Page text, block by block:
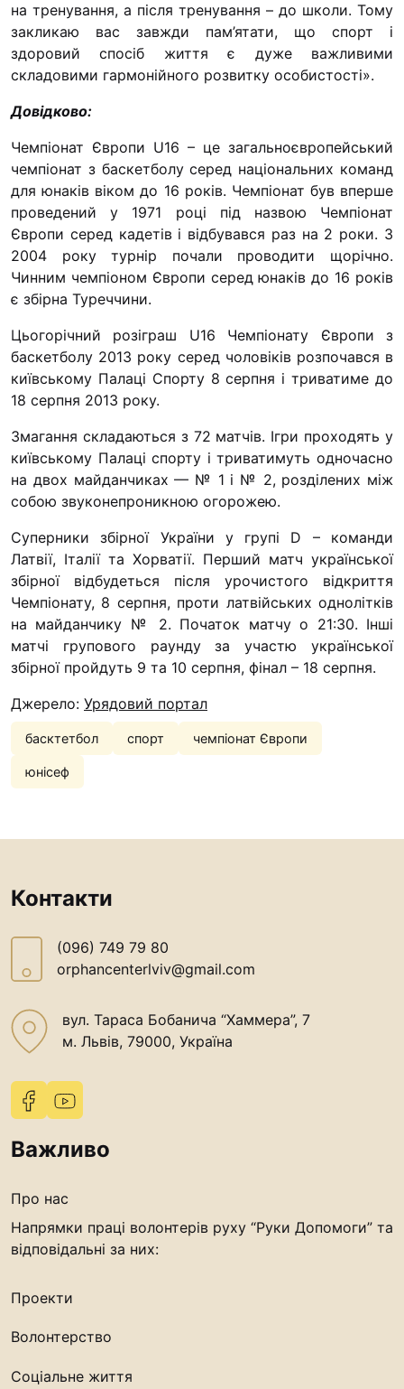
на тренування, а після тренування – до школи. Тому
закликаю вас завжди пам’ятати, що спорт і
здоровий спосіб життя є дуже важливими
складовими гармонійного розвитку особистості».
Довідково:
Чемпіонат Європи U16 – це загальноєвропейський
чемпіонат з баскетболу серед національних команд
для юнаків віком до 16 років. Чемпіонат був вперше
проведений у 1971 році під назвою Чемпіонат
Європи серед кадетів і відбувався раз на 2 роки. З
2004 року турнір почали проводити щорічно.
Чинним чемпіоном Європи серед юнаків до 16 років
є збірна Туреччини.
Цьогорічний розіграш U16 Чемпіонату Європи з
баскетболу 2013 року серед чоловіків розпочався в
київському Палаці Спорту 8 серпня і триватиме до
18 серпня 2013 року.
Змагання складаються з 72 матчів. Ігри проходять у
київському Палаці спорту і триватимуть одночасно
на двох майданчиках — № 1 і № 2, розділених між
собою звуконепроникною огорожею.
Суперники збірної України у групі D – команди
Латвії, Італії та Хорватії. Перший матч української
збірної відбудеться після урочистого відкриття
Чемпіонату, 8 серпня, проти латвійських однолітків
на майданчику № 2. Початок матчу о 21:30. Інші
матчі групового раунду за участю української
збірної пройдуть 9 та 10 серпня, фінал – 18 серпня.
Джерело: Урядовий портал
басктетбол спорт чемпіонат Європи
юнісеф
Контакти
(096) 749 79 80
orphancenterlviv@gmail.com
вул. Тараса Бобанича “Хаммера”, 7
м. Львів, 79000, Україна
Важливо
Про нас
Напрямки праці волонтерів руху “Руки Допомоги” та
відповідальні за них:
Проекти
Волонтерство
Соціальне життя